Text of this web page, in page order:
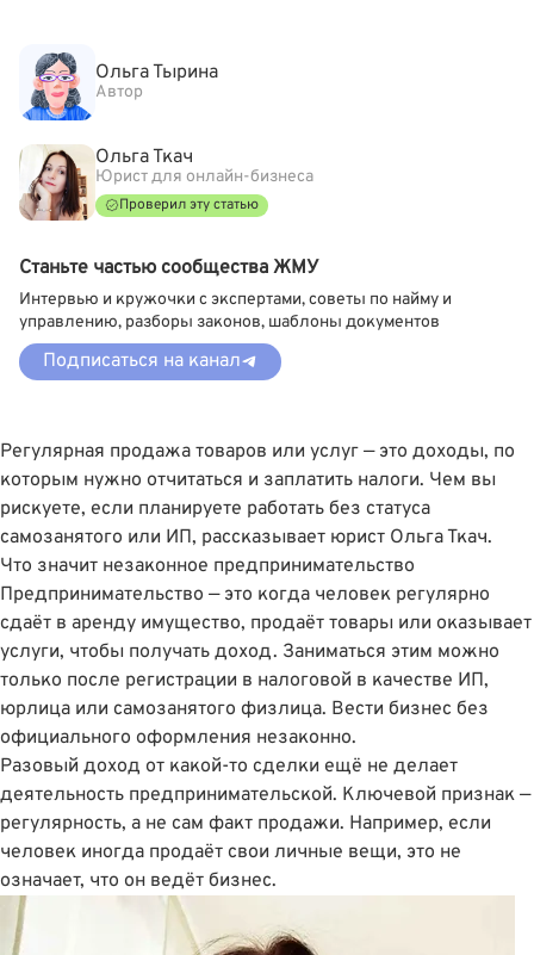
Регулярная продажа товаров или услуг — это доходы, по
которым нужно отчитаться и заплатить налоги. Чем вы
рискуете, если планируете работать без статуса
самозанятого или ИП, рассказывает юрист Ольга Ткач.
Что значит незаконное предпринимательство
Предпринимательство — это когда человек регулярно
сдаёт в аренду имущество, продаёт товары или оказывает
услуги, чтобы получать доход. Заниматься этим можно
только после регистрации в налоговой в качестве ИП,
юрлица или самозанятого физлица. Вести бизнес без
официального оформления незаконно.
Разовый доход от какой-то сделки ещё не делает
деятельность предпринимательской. Ключевой признак —
регулярность, а не сам факт продажи. Например, если
человек иногда продаёт свои личные вещи, это не
означает, что он ведёт бизнес.
Ольга Тырина
Автор
Ольга Ткач
Юрист для онлайн-бизнеса
Проверил эту статью
Станьте частью сообщества ЖМУ
Интервью и кружочки с экспертами, советы по найму и
управлению, разборы законов, шаблоны документов
Подписаться на канал